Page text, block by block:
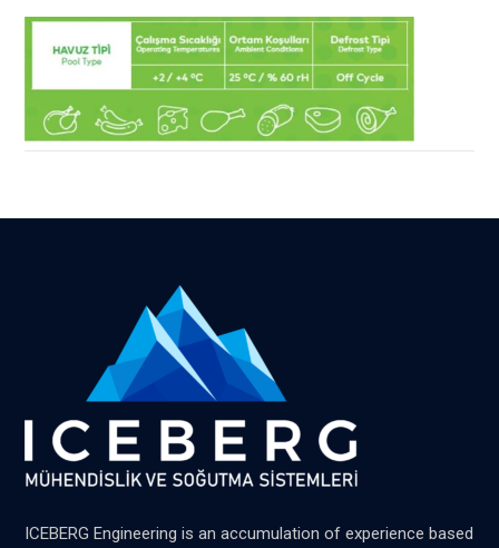
ICEBERG Engineering is an accumulation of experience based